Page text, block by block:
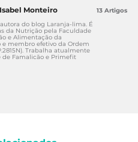
Monteiro
do blog Laranja-lima. É
da Nutrição pela Faculdade
e Alimentação da
e membro efetivo da Ordem
Trabalha atualmente
de Famalicão e Primefit
13 Artigos